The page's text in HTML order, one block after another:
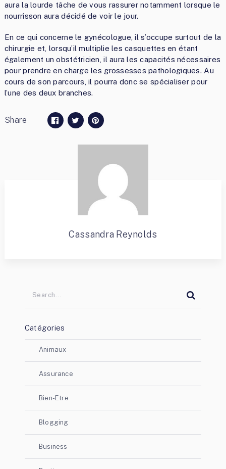
aura la lourde tâche de vous rassurer notamment lorsque le
nourrisson aura décidé de voir le jour.
En ce qui concerne le gynécologue, il s’occupe surtout de la
chirurgie et, lorsqu’il multiplie les casquettes en étant
également un obstétricien, il aura les capacités nécessaires
pour prendre en charge les grossesses pathologiques. Au
cours de son parcours, il pourra donc se spécialiser pour
l’une des deux branches.
Share
Cassandra Reynolds
Catégories
Animaux
Assurance
Bien-Etre
Blogging
Business